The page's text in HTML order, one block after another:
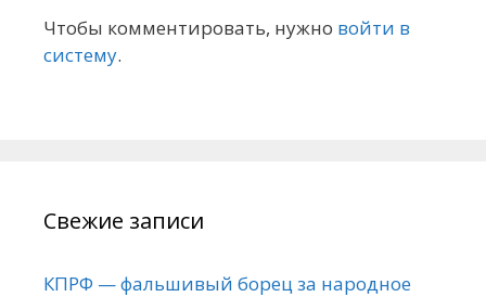
Чтобы комментировать, нужно войти в
систему.
Свежие записи
КПРФ — фальшивый борец за народное